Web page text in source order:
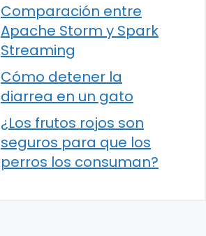
Comparación entre
Apache Storm y Spark
Streaming
Cómo detener la
diarrea en un gato
¿Los frutos rojos son
seguros para que los
perros los consuman?